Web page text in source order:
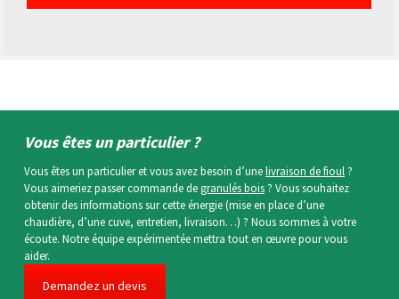
Vous êtes un particulier ?
Vous êtes un particulier et vous avez besoin d’unelivraison de fioul?
Vous aimeriez passer commande degranulés bois? Vous souhaitez
obtenir des informations sur cette énergie (mise en place d’une
chaudière, d’une cuve, entretien, livraison…) ? Nous sommes à votre
écoute. Notre équipe expérimentée mettra tout en œuvre pour vous
aider.
Demandez un devis